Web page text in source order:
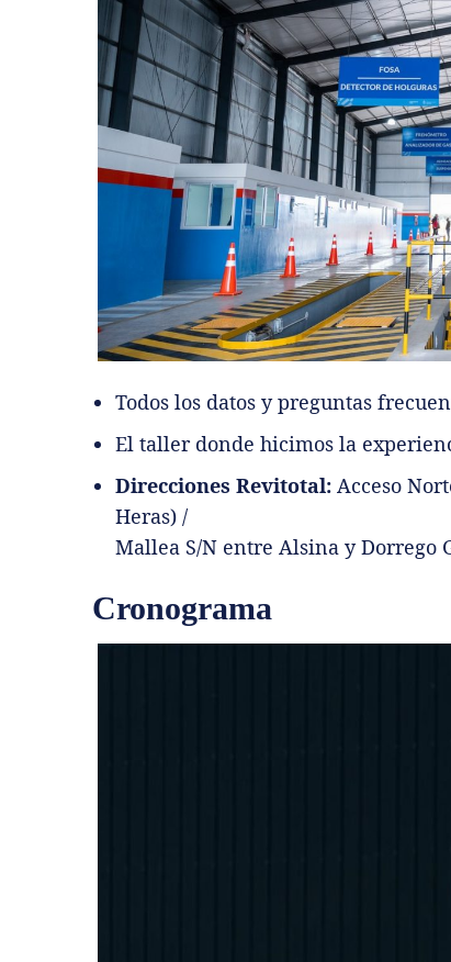
Todos los datos y preguntas
El taller donde hicimos la
Direcciones Revitotal: Acceso
Heras) /
Mallea S/N entre Alsina y Dorrego
Cronograma